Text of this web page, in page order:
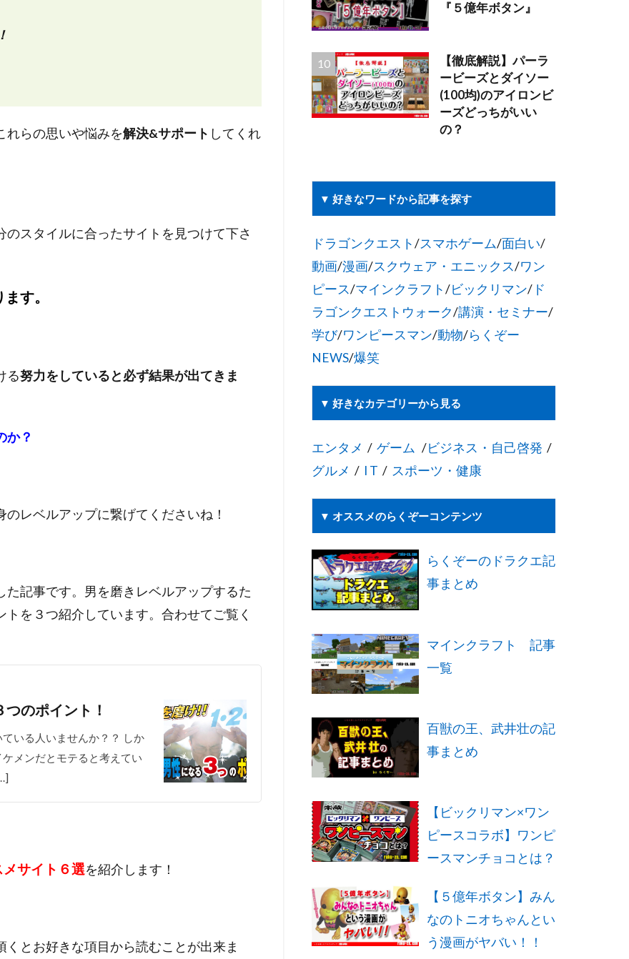
れらの思いや悩みを解決&サポート してくれ
スタイルに合ったサイトを見つけて下さ
す。
る努力をしていると必ず結果が出てきま
か？
レベルアップに繋げてくださいね！
記事です。男を磨きレベルアップするた
を３つ紹介しています。合わせてご覧く
のポイント！
いる人いませんか？？ しか
メンだとモテると考えてい
サイト６選を紹介します！
とお好きな項目から読むことが出来ま
『５億年ボタン』
【徹底解説】パーラ
ービーズとダイソー
(100均)のアイロンビ
ーズどっちがいい
の？
▼ 好きなワードから記事を探す
ドラゴンクエスト/スマホゲーム/面白い/
動画/漫画/スクウェア・エニックス/ワン
ピース/マインクラフト/ビックリマン/ ド
ラゴンクエストウォーク/講演・セミナー/
学び/ワンピースマン/動物/らくぞー
NEWS/爆笑
▼ 好きなカテゴリーから見る
エンタメ / ゲーム /ビジネス・自己啓発 /
グルメ / I T / スポーツ・健康
▼ オススメのらくぞーコンテンツ
らくぞーのドラクエ記
事まとめ
マインクラフト 記事
一覧
百獣の王、武井壮の記
事まとめ
【ビックリマン×ワン
ピースコラボ】ワンピ
ースマンチョコとは？
【５億年ボタン】みん
なのトニオちゃんとい
う漫画がヤバい！！